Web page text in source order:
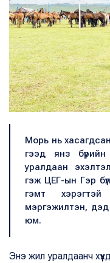
Морь нь хасагдсан
гээд янз
уралдаан
гэж ЦЕГ-ын Гэр
гэмт
мэргэжилтэн,
юм.
Энэ жил уралдаанч